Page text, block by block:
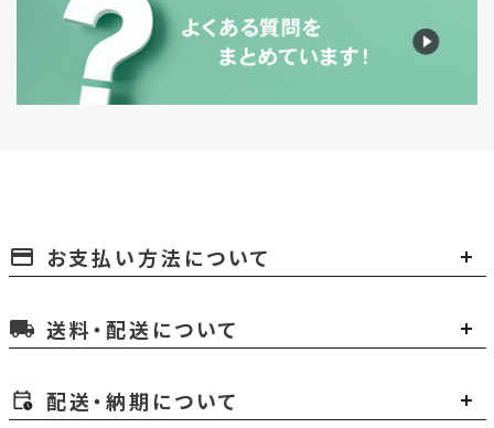
payment お支払い方法について
local_shipping 送料・配送について
配送・納期について